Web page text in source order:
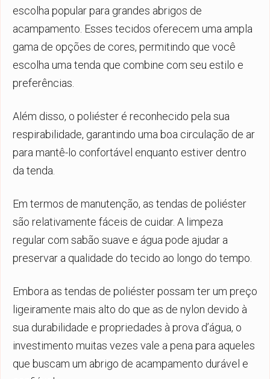
escolha popular para grandes abrigos de
acampamento. Esses tecidos oferecem uma ampla
gama de opções de cores, permitindo que você
escolha uma tenda que combine com seu estilo e
preferências.
Além disso, o poliéster é reconhecido pela sua
respirabilidade, garantindo uma boa circulação de ar
para mantê-lo confortável enquanto estiver dentro
da tenda.
Em termos de manutenção, as tendas de poliéster
são relativamente fáceis de cuidar. A limpeza
regular com sabão suave e água pode ajudar a
preservar a qualidade do tecido ao longo do tempo.
Embora as tendas de poliéster possam ter um preço
ligeiramente mais alto do que as de nylon devido à
sua durabilidade e propriedades à prova d’água, o
investimento muitas vezes vale a pena para aqueles
que buscam um abrigo de acampamento durável e